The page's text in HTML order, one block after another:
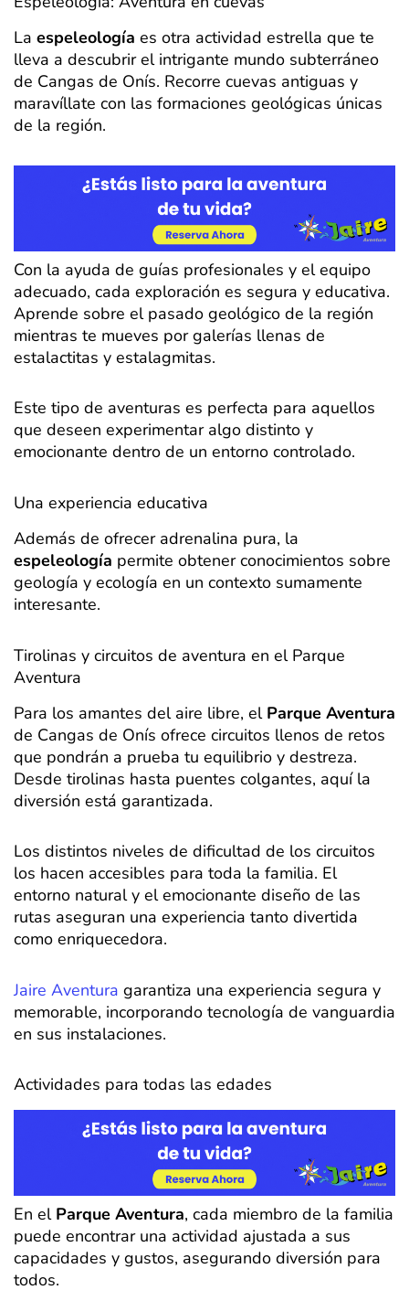
La espeleología es otra actividad estrella que te
lleva a descubrir el intrigante mundo subterráneo
de Cangas de Onís. Recorre cuevas antiguas y
maravíllate con las formaciones geológicas únicas
de la región.
Con la ayuda de guías profesionales y el equipo
adecuado, cada exploración es segura y educativa.
Aprende sobre el pasado geológico de la región
mientras te mueves por galerías llenas de
estalactitas y estalagmitas.
Este tipo de aventuras es perfecta para aquellos
que deseen experimentar algo distinto y
emocionante dentro de un entorno controlado.
Una experiencia educativa
Además de ofrecer adrenalina pura, la
espeleología permite obtener conocimientos sobre
geología y ecología en un contexto sumamente
interesante.
Tirolinas y circuitos de aventura en el Parque
Aventura
Para los amantes del aire libre, el Parque Aventura
de Cangas de Onís ofrece circuitos llenos de retos
que pondrán a prueba tu equilibrio y destreza.
Desde tirolinas hasta puentes colgantes, aquí la
diversión está garantizada.
Los distintos niveles de dificultad de los circuitos
los hacen accesibles para toda la familia. El
entorno natural y el emocionante diseño de las
rutas aseguran una experiencia tanto divertida
como enriquecedora.
Jaire Aventura garantiza una experiencia segura y
memorable, incorporando tecnología de vanguardia
en sus instalaciones.
Actividades para todas las edades
En el Parque Aventura, cada miembro de la familia
puede encontrar una actividad ajustada a sus
capacidades y gustos, asegurando diversión para
todos.